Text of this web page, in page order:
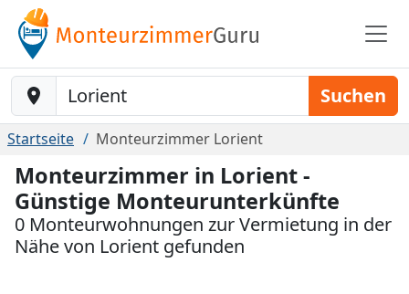
Baustelle-Location Suchen
Startseite Monteurzimmer Lorient
Monteurzimmer in Lorient -
Günstige Monteurunterkünfte
0 Monteurwohnungen zur Vermietung in der
Nähe von Lorient gefunden